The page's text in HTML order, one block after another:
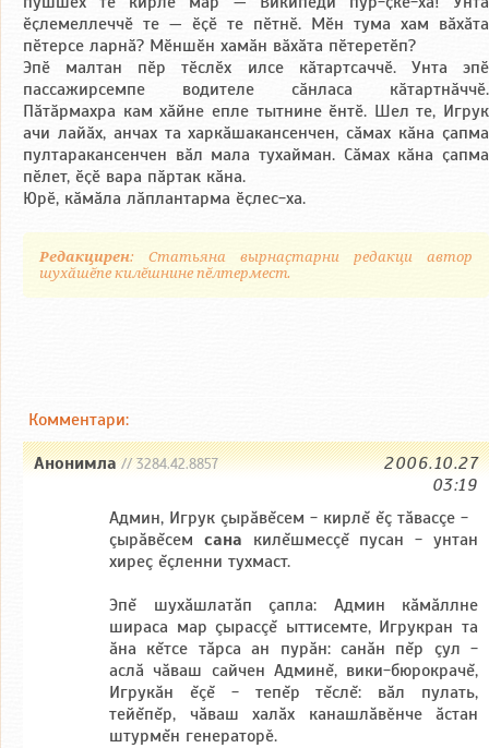
ӗҫлемеллеччӗ те — ӗҫӗ те пӗтнӗ. Мӗн тума хам вӑхӑта
пӗтерсе ларнӑ? Мӗншӗн хамӑн вӑхӑта пӗтеретӗп?
Эпӗ малтан пӗр тӗслӗх илсе кӑтартсаччӗ. Унта эпӗ
пассажирсемпе водителе сӑнласа кӑтартнӑччӗ.
Пӑтӑрмахра кам хӑйне епле тытнине ӗнтӗ. Шел те, Игрук
ачи лайӑх, анчах та харкӑшакансенчен, сӑмах кӑна ҫапма
пултаракансенчен вӑл мала тухайман. Сӑмах кӑна ҫапма
пӗлет, ӗҫӗ вара пӑртак кӑна.
Юрӗ, кӑмӑла лӑплантарма ӗҫлес-ха.
Редакцирен: Статьяна вырнаҫтарни редакци автор
шухӑшӗпе килӗшнине пӗлтермест.
Комментари:
Анонимла// 3284.42.8857
2006.10.27
03:19
Админ, Игрук çырăвĕсем - кирлĕ ĕç тăвасçе -
çырăвĕсем сана килĕшмесçĕ пусан - унтан
хиреç ĕçленни тухмаст.
Эпĕ шухăшлатăп çапла: Админ кăмăллне
шираса мар çырасçĕ ыттисемте, Игрукран та
ăна кĕтсе тăрса ан пурăн: санăн пĕр çул -
аслă чăваш сайчен Админĕ, вики-бюрокрачĕ,
Игрукăн ĕçĕ - тепĕр тĕслĕ: вăл пулать,
тейĕпĕр, чăваш халăх канашлăвěнче ăстан
штурмĕн генераторě.